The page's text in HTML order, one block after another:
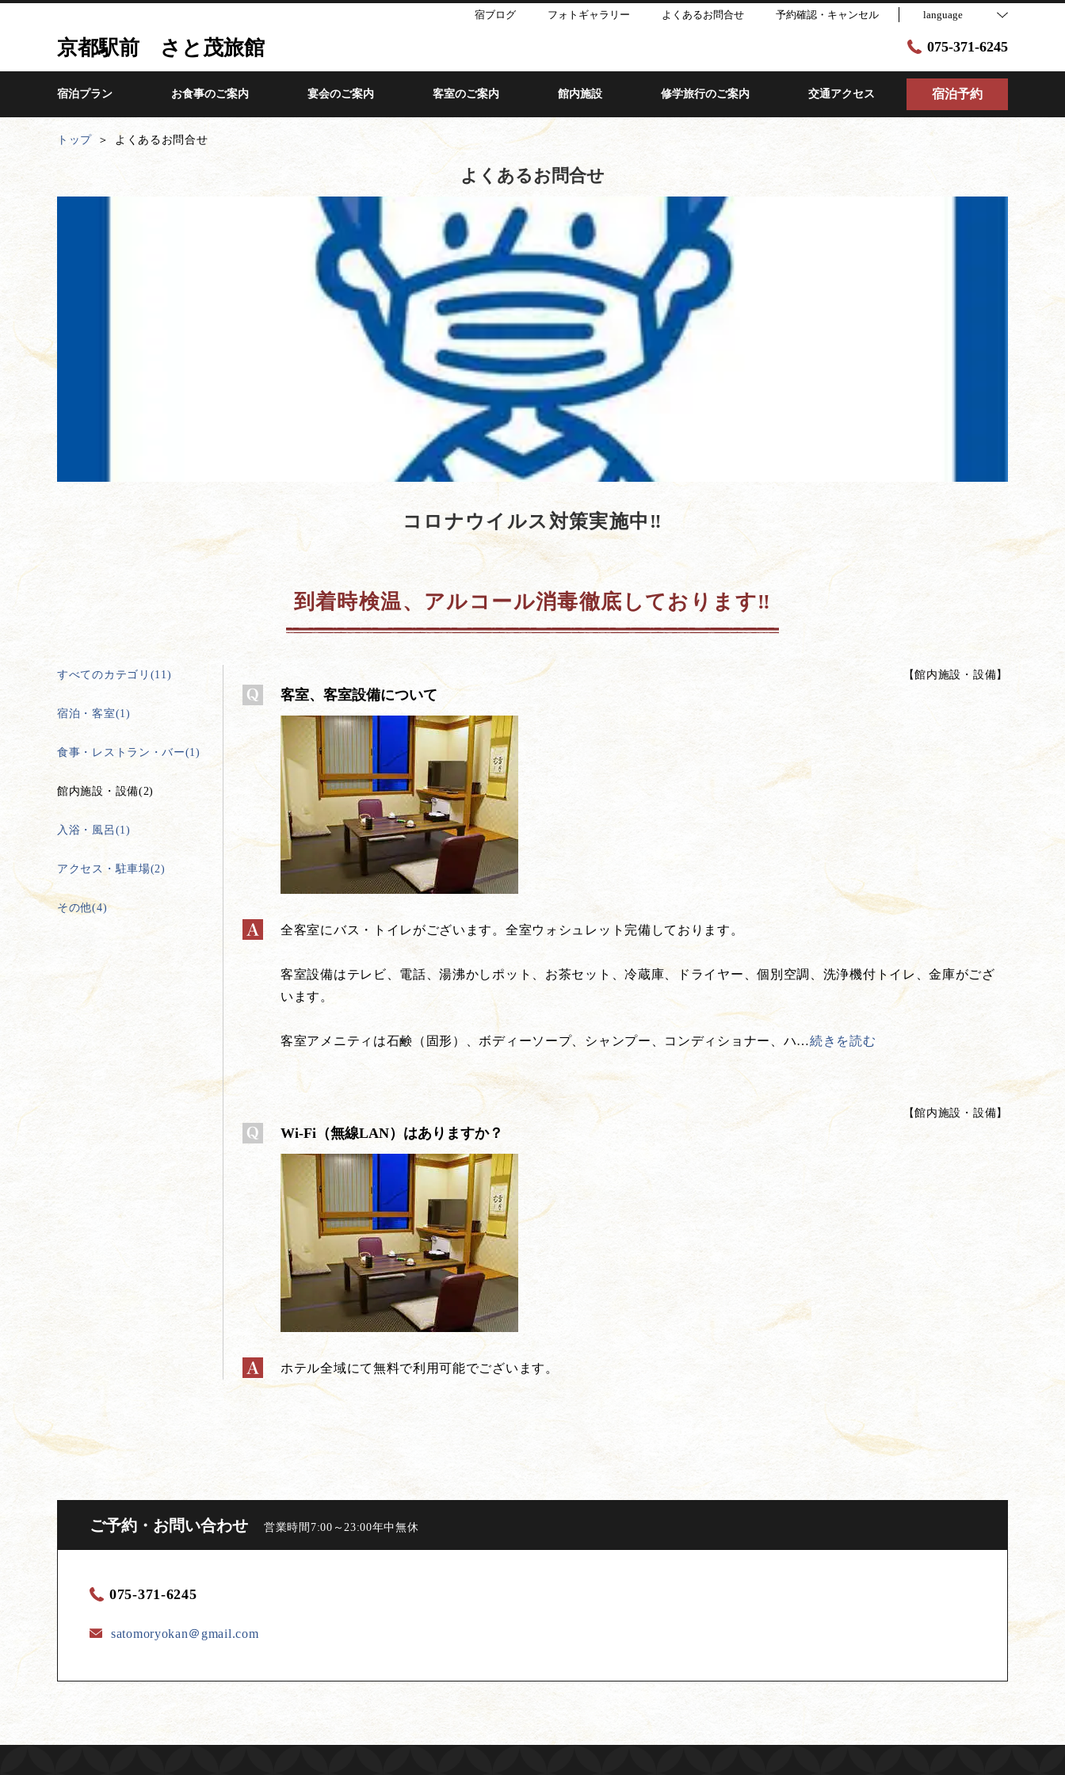
宿ブログ フォトギャラリー よくあるお問合せ 予約確認・キャンセル language
京都駅前 さと茂旅館 075-371-6245
宿泊プラン お食事のご案内 宴会のご案内 客室のご案内 館内施設 修学旅行のご案内 交通アクセス 宿泊予約
トップ よくあるお問合せ
よくあるお問合せ
コロナウイルス対策実施中‼
到着時検温、アルコール消毒徹底しております‼
すべてのカテゴリ(11)
宿泊・客室(1)
食事・レストラン・バー(1)
館内施設・設備(2)
入浴・風呂(1)
アクセス・駐車場(2)
その他(4)
【館内施設・設備】
客室、客室設備について
全客室にバス・トイレがございます。全室ウォシュレット完備しております。
客室設備はテレビ、電話、湯沸かしポット、お茶セット、冷蔵庫、ドライヤー、個別空調、洗浄機付トイレ、金庫がござ
います。
客室アメニティは石鹸（固形）、ボディーソープ、シャンプー、コンディショナー、ハ…続きを読む
【館内施設・設備】
Wi-Fi（無線LAN）はありますか？
ホテル全域にて無料で利用可能でございます。
ご予約・お問い合わせ 営業時間7:00～23:00年中無休
075-371-6245
satomoryokan＠gmail.com